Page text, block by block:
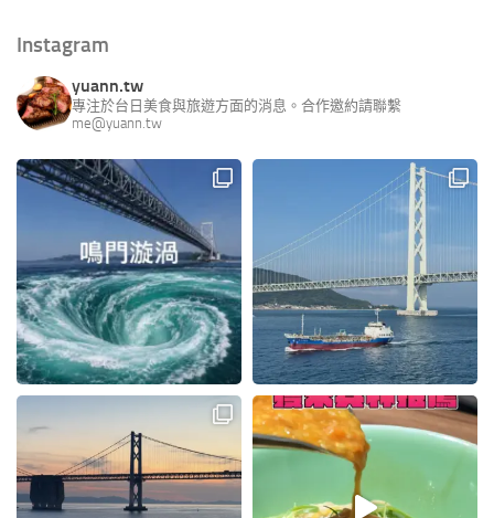
Instagram
yuann.tw
專注於台日美食與旅遊方面的消息。合作邀約請聯繫
me@yuann.tw